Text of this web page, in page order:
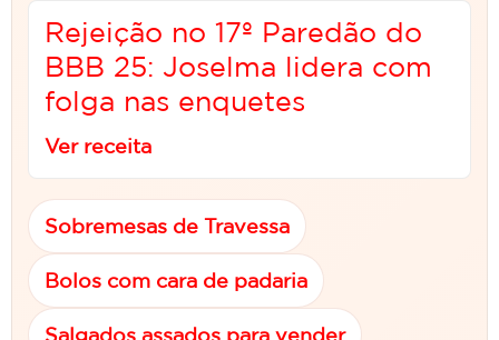
Rejeição no 17º Paredão do
BBB 25: Joselma lidera com
folga nas enquetes
Ver receita
Sobremesas de Travessa
Bolos com cara de padaria
Salgados assados para vender